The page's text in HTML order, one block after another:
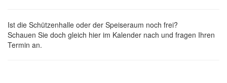
Ist die Schützenhalle oder der Speiseraum noch frei?
Schauen Sie doch gleich hier im Kalender nach und fragen Ihren
Termin an.